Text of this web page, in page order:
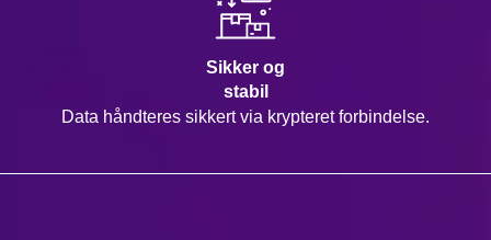
Sikker og
stabil
Data håndteres sikkert via krypteret forbindelse.